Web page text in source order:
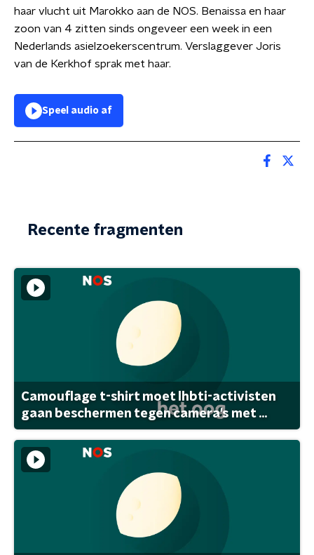
haar vlucht uit Marokko aan de NOS. Benaissa en haar
zoon van 4 zitten sinds ongeveer een week in een
Nederlands asielzoekerscentrum. Verslaggever Joris
van de Kerkhof sprak met haar.
Speel audio af
Recente fragmenten
Camouflage t-shirt moet lhbti-activisten
gaan beschermen tegen camera's met ...